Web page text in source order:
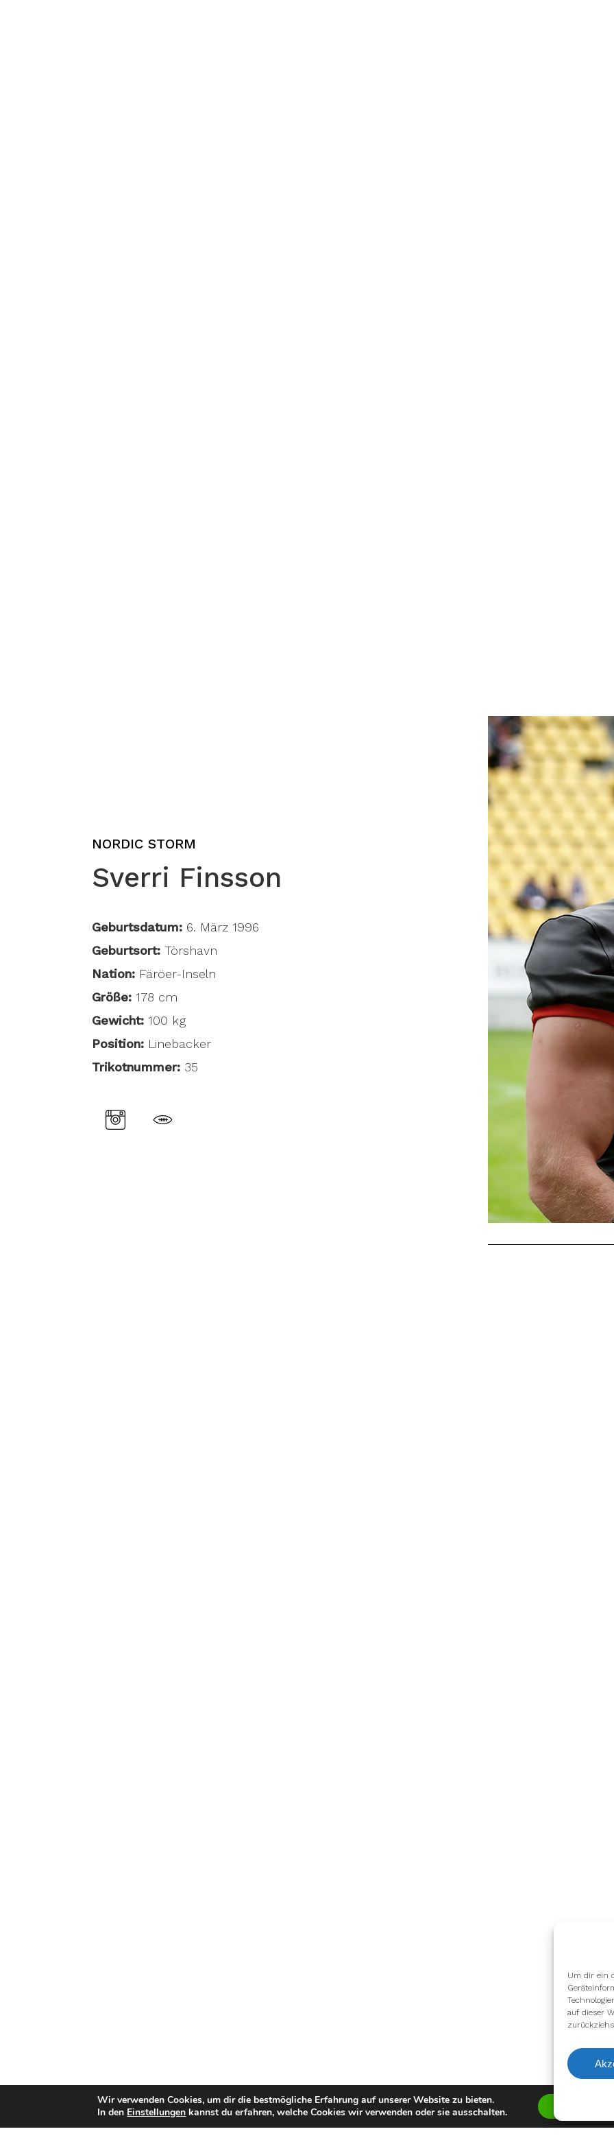
Um dir ein
auf dieser
NORDIC STORM
Sverri Finsson
Geburtsdatum: 6. März 1996
Geburtsort:Tòrshavn
Nation: Färöer-Inseln
Größe: 178 cm
Gewicht: 100 kg
Position: Linebacker
Trikotnummer: 35
Wir verwenden Cookies, um dir die bestmögliche Erfahrung auf unserer Website zu bieten.
In den Einstellungen kannst du erfahren, welche Cookies wir verwenden oder sie ausschalten.